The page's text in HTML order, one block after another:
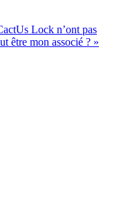
Lock n’ont pas
être mon associé ? »